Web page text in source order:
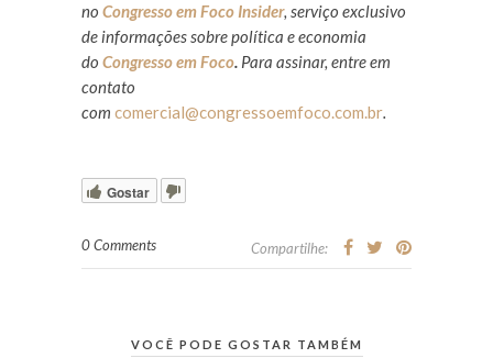
no Congresso em Foco Insider, serviço exclusivo
de informações sobre política e economia
do Congresso em Foco. Para assinar, entre em
contato
com comercial@congressoemfoco.com.br.
Gostar
0 Comments Compartilhe:
VOCÊ PODE GOSTAR TAMBÉM